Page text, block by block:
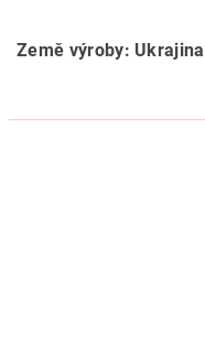
Země výroby: Ukrajina